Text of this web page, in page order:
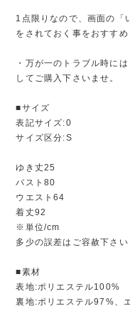
1点限りなので、画面の「
をされておく事をおすすめ
・万が一のトラブル時に
してご購入下さいませ。
■サイズ
表記サイズ:0
サイズ区分:S
ゆき丈25
バスト80
ウエスト64
着丈92
※単位/cm
多少の誤差はご容赦下さい
■素材
表地:ポリエステル100%
裏地:ポリエステル97%、